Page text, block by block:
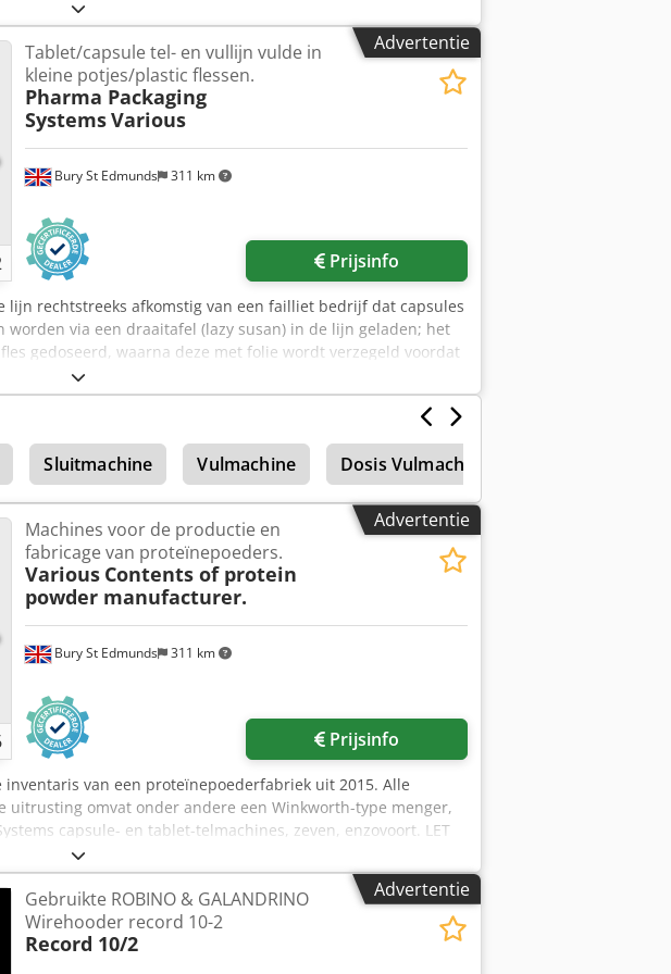
Advertentie
Bury St Edmunds 311 km
Tablet/capsule tel- en vullijn vulde in
kleine potjes/plastic flessen.
Pharma Packaging
SystemsVarious
Prijsinfo
lijn rechtstreeks afkomstig van een failliet bedrijf dat capsules
via een draaitafel (lazy susan) in de lijn geladen; het
gedoseerd, waarna deze met folie wordt verzegeld voordat
zijn in 2015 nieuw aangeschaft en verkeren in
1. Crjdpfxsw Hz T Eo Ak Hjf
Sluitmachine Vulmachine Dosis Vulmachine
Advertentie
Bury St Edmunds 311 km
Machines voor de productie en
fabricage van proteïnepoeders.
Various Contents of protein
powder manufacturer.
Prijsinfo
inventaris van een proteïnepoederfabriek uit 2015. Alle
uitrusting omvat onder andere een Winkworth-type menger,
capsule- en tablet-telmachines, zeven, enzovoort. LET
MEER BESCHIKBAAR. ALLE OVERIGE MACHINES ZIJN NOG
Advertentie
Gebruikte ROBINO & GALANDRINO
Wirehooder record 10-2
Record 10/2